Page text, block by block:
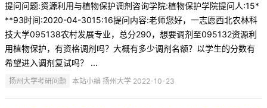
提问问题:资源利用与植物保护调剂咨询学院:植物保护学院提问人:15*
**93时间:2020-04-3015:16提问内容:老师您好，一志愿西北农林科
技大学095138农村发展专业，总分290，想要调剂至095132资源利
用植物保护，有资格调剂吗？大概有多少调剂名额？以学生的分数有
希望进入调剂复试吗？ ...
扬州大学考研问题 本站小编 扬州大学 2022-10-23